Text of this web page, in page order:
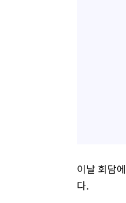
이날 회담
다.